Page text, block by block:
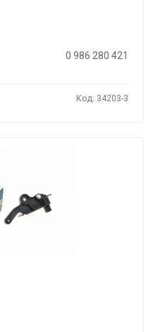
0 986 280 421
Код: 34203-3